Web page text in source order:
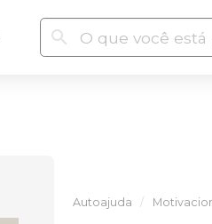
Autoajuda